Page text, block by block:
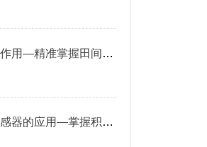
雪深传感器的作用—精准掌握田间积雪情况，合理安排除雪、保温措施
超声波雪深传感器的应用—掌握积雪情况合理安排除雪、保温措施